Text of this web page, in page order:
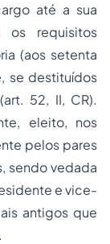
até a sua
os requisitos
(aos setenta
se destituídos
52, II, CR).
eleito, nos
pelos pares
sendo vedada
e vice-
antigos que